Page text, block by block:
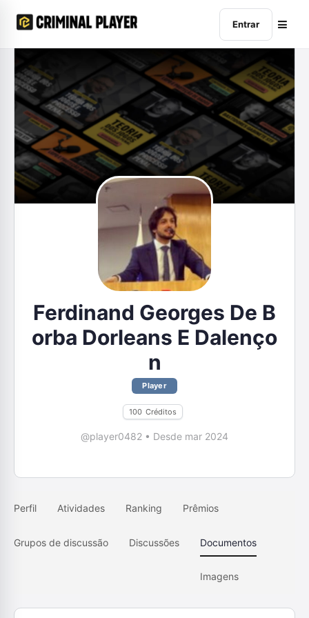
Entrar
Ferdinand Georges De B
orba Dorleans E Dalenço
n
Player
100 Créditos
@player0482 • Desde mar 2024
Perfil Atividades Ranking Prêmios
Grupos de discussão Discussões Documentos
Imagens